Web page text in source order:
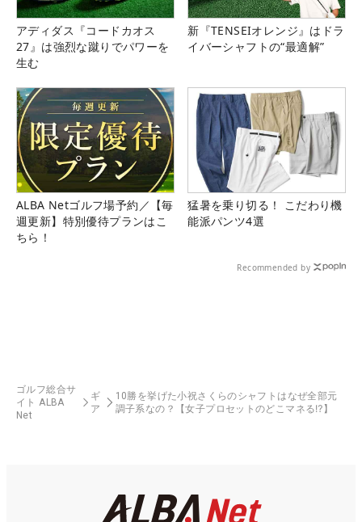
アディダス『コードカオス
27』は強烈な蹴りでパワーを
生む
新『TENSEIオレンジ』はドラ
イバーシャフトの“最適解”
ALBA Netゴルフ場予約／【毎
週更新】特別優待プランはこ
ちら！
猛暑を乗り切る！ こだわり機
能派パンツ4選
Recommended by
ゴルフ総合サ
イト ALBA
Net
ギ
ア
10勝を挙げた小祝さくらのシャフトはなぜ全部元
調子系なの？【女子プロセットのどこマネる⁉】